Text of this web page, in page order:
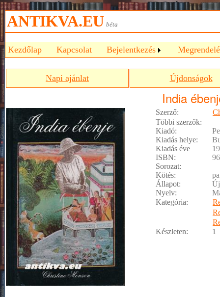
ANTIKVA.EU béta
Kezdőlap Kapcsolat Bejelentkezés
Napi ajánlat Újdonságok
India
Szerző:
Többi szerzők:
Kiadó:
Kiadás helye:
Kiadás éve
ISBN:
Sorozat:
Kötés:
Állapot:
Nyelv:
Kategória:
Készleten:
1